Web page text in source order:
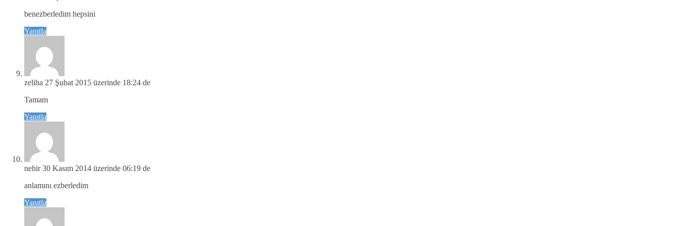
benezberledim hepsini
Yanıtla
zeliha 27 Şubat 2015 üzerinde 18:24 de
Tamam
Yanıtla
nehir 30 Kasım 2014 üzerinde 06:19 de
anlamını ezberledim
Yanıtla